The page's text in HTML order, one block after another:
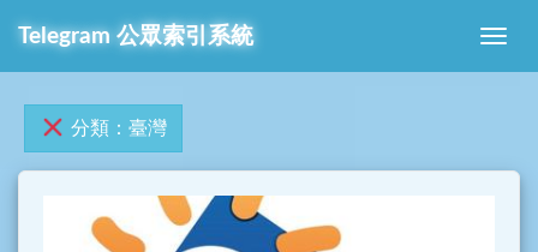
Telegram 公眾索引系統
分類：臺灣